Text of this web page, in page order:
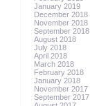
January 2019
December 2018
November 2018
September 2018
August 2018
July 2018
April 2018
March 2018
February 2018
January 2018
November 2017
September 2017